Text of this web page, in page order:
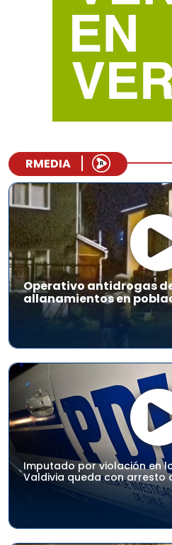
RMEDIA
Operativo antidrogas
allanamientos en
Imputado por violación en
Valdivia queda con arresto